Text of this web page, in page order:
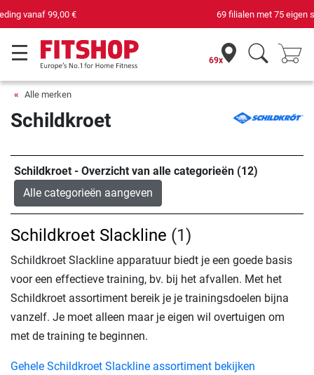
69 filialen met 75 eigen servicemonteurs
69x
Alle merken
Schildkroet
Schildkroet - Overzicht van alle categorieën (12)
Alle categorieën aangeven
Schildkroet Slackline (1)
Schildkroet Slackline apparatuur biedt je een goede basis
voor een effectieve training, bv. bij het afvallen. Met het
Schildkroet assortiment bereik je je trainingsdoelen bijna
vanzelf. Je moet alleen maar je eigen wil overtuigen om
met de training te beginnen.
Gehele Schildkroet Slackline assortiment bekijken